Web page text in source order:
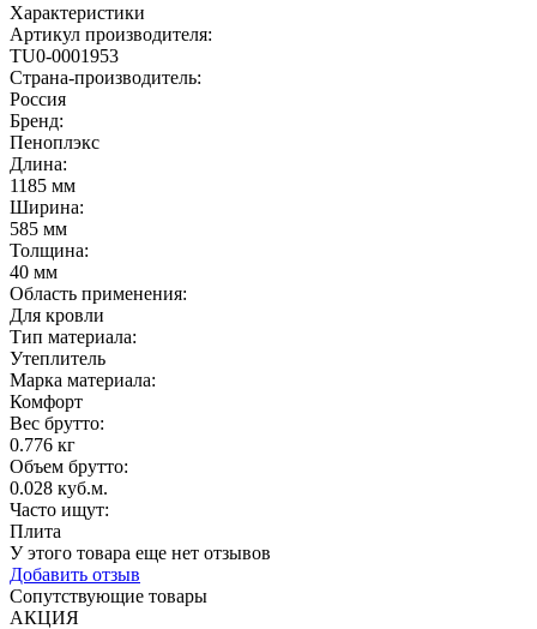
Характеристики
Артикул производителя:
TU0-0001953
Страна-производитель:
Россия
Бренд:
Пеноплэкс
Длина:
1185 мм
Ширина:
585 мм
Толщина:
40 мм
Область применения:
Для кровли
Тип материала:
Утеплитель
Марка материала:
Комфорт
Вес брутто:
0.776 кг
Объем брутто:
0.028 куб.м.
Часто ищут:
Плита
У этого товара еще нет отзывов
Добавить отзыв
Сопутствующие товары
АКЦИЯ